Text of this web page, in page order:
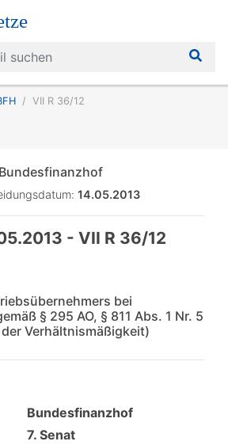
VII R 36/12
Bundesfinanzhof
14.05.2013
- VII R 36/12
bei
§ 295 AO, § 811 Abs. 1 Nr. 5
Verhältnismäßigkeit)
Bundesfinanzhof
7. Senat